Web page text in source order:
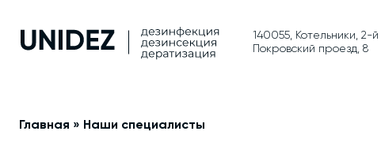
140055, Котельники, 2-й
Покровский проезд, 8
Главная » Наши специалисты